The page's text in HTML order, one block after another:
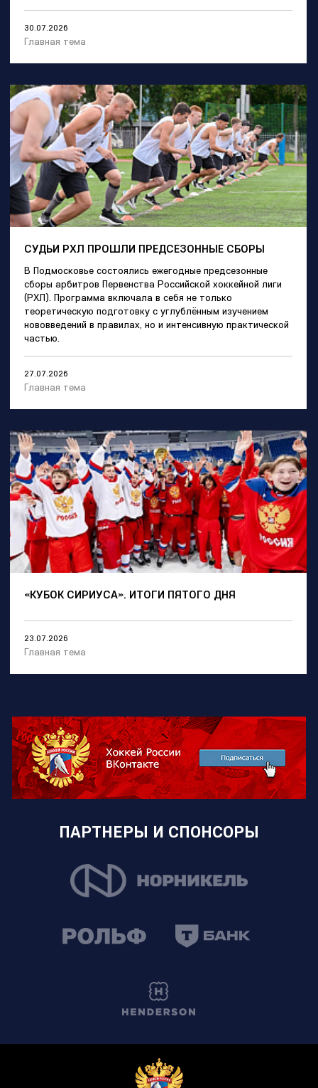
30.07.2026
Главная тема
СУДЬИ РХЛ ПРОШЛИ ПРЕДСЕЗОННЫЕ СБОРЫ
В Подмосковье состоялись ежегодные предсезонные
сборы арбитров Первенства Российской хоккейной лиги
(РХЛ). Программа включала в себя не только
теоретическую подготовку с углублённым изучением
нововведений в правилах, но и интенсивную практической
частью.
27.07.2026
Главная тема
«КУБОК СИРИУСА». ИТОГИ ПЯТОГО ДНЯ
23.07.2026
Главная тема
ПАРТНЕРЫ И СПОНСОРЫ